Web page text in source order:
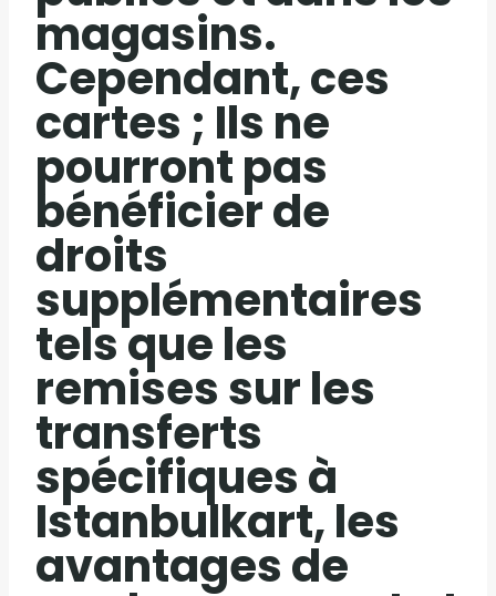
magasins.
Cependant, ces
cartes ; Ils ne
pourront pas
bénéficier de
droits
supplémentaires
tels que les
remises sur les
transferts
spécifiques à
Istanbulkart, les
avantages de